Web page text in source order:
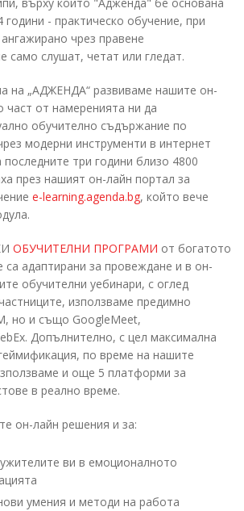
- практическо обучение, при
чрез правене
само слушат, четат или гледат.
на „АДЖЕНДА“ развиваме нашите он-
част от намеренията ни да
обучително съдържание по
модерни инструменти в интернет
последните три години близо 4800
през нашият он-лайн портал за
e-learning.agenda.bg, който вече
ОБУЧИТЕЛНИ ПРОГРАМИ от богатото
са адаптирани за провеждане и в он-
обучителни уебинари, с оглед
използваме предимно
но и също GoogleMeet,
Допълнително, с цел максимална
по време на нашите
и още 5 платформи за
в реално време.
он-лайн решения и за:
ви в емоционалното
умения и методи на работа